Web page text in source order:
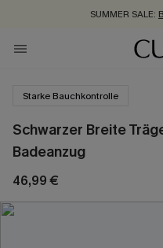
SUMMER SALE:
ZUM NEWSLETTER:BIS
Starke Bauchkontrolle
Schwarzer Breite
Badeanzug
46,99 €